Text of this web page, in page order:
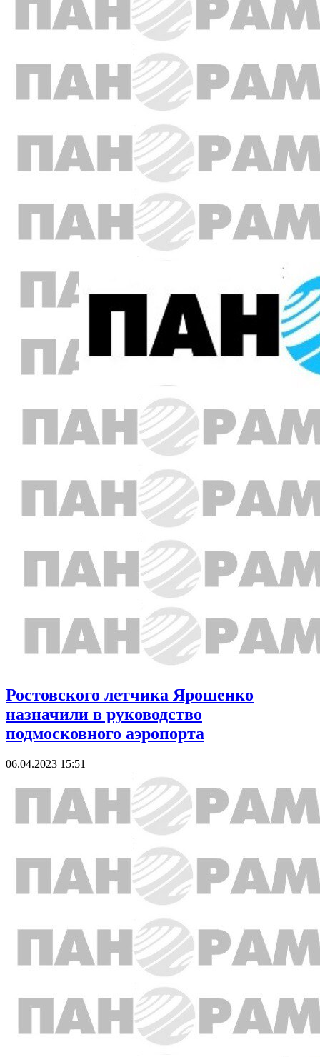
Ростовского летчика Ярошенко
назначили в руководство
подмосковного аэропорта
06.04.2023 15:51